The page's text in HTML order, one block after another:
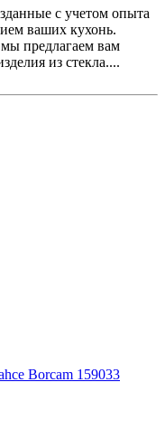
с учетом опыта
ваших кухонь.
предлагаем вам
из стекла....
Borcam 159033